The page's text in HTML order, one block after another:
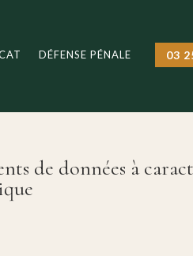
DÉFENSE PÉNALE 03
de données à